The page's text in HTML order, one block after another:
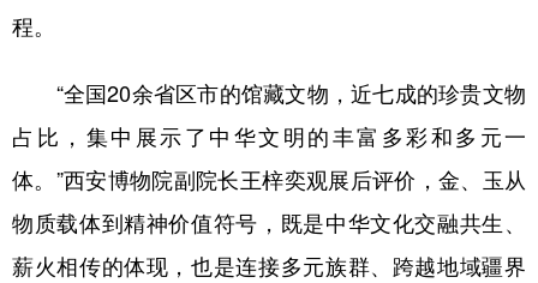
程。
“全国20余省区市的馆藏文物，近七成的珍贵文物
占比，集中展示了中华文明的丰富多彩和多元一
体。”西安博物院副院长王梓奕观展后评价，金、玉从
物质载体到精神价值符号，既是中华文化交融共生、
薪火相传的体现，也是连接多元族群、跨越地域疆界